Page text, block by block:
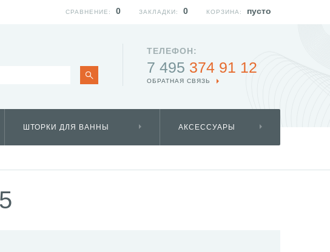
ТЕЛЕФОН:
7 495 374 91 12
ОБРАТНАЯ СВЯЗЬ
ШТОРКИ ДЛЯ ВАННЫ АКСЕССУАРЫ
КОРЗИНА: пусто
ЗАКЛАДКИ: 0
СРАВНЕНИЕ: 0